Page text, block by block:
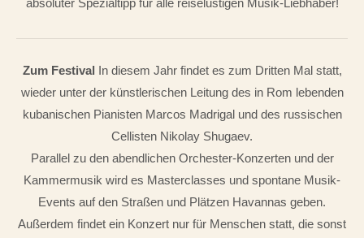
absoluter Spezialtipp für alle reiselustigen Musik-Liebhaber!
Zum Festival
In diesem Jahr findet es zum Dritten Mal statt,
wieder unter der künstlerischen Leitung des in Rom lebenden
kubanischen Pianisten Marcos Madrigal und des russischen
Cellisten Nikolay Shugaev.
Parallel zu den abendlichen Orchester-Konzerten und der
Kammermusik wird es Masterclasses und spontane Musik-
Events auf den Straßen und Plätzen Havannas geben.
Außerdem findet ein Konzert nur für Menschen statt, die sonst